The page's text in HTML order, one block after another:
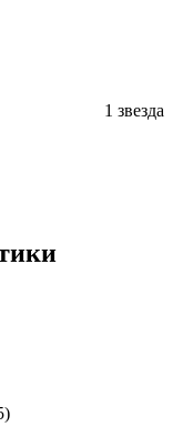
1 звезда